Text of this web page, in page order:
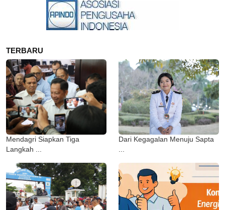
TERBARU
Mendagri Siapkan Tiga
Langkah ...
Dari Kegagalan Menuju Sapta